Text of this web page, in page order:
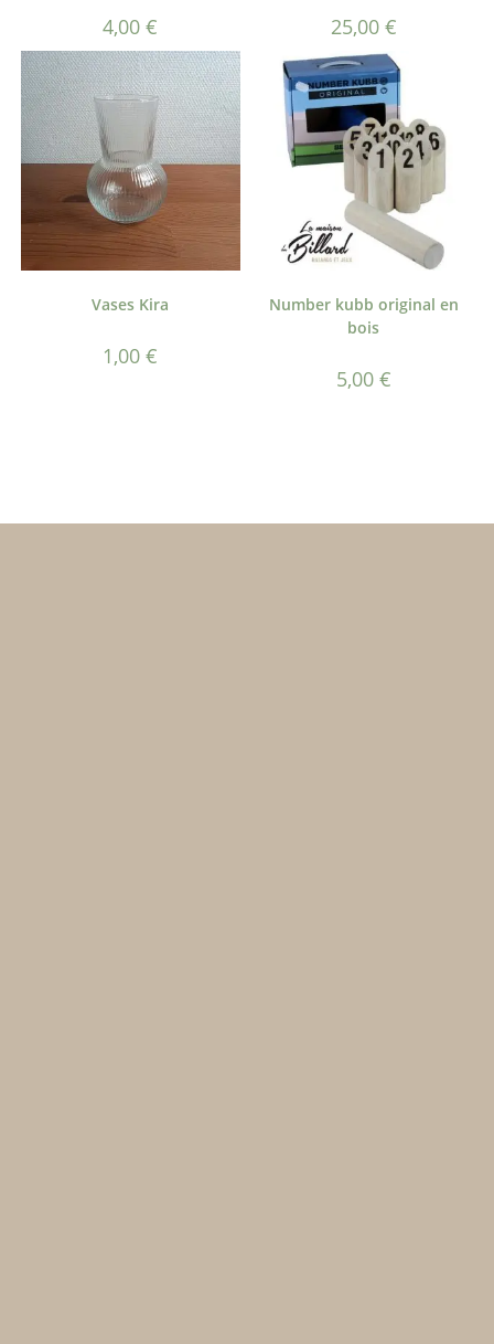
4,00€ 25,00 €
Vases Kira
1,00€
Number kubb original en
bois
5,00 €